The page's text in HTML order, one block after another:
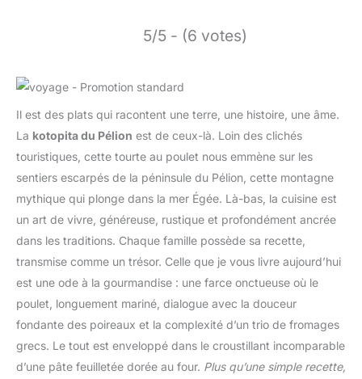
5/5 - (6 votes)
Il est des plats qui racontent une terre, une histoire, une âme.
La kotopita du Pélion est de ceux-là. Loin des clichés
touristiques, cette tourte au poulet nous emmène sur les
sentiers escarpés de la péninsule du Pélion, cette montagne
mythique qui plonge dans la mer Égée. Là-bas, la cuisine est
un art de vivre, généreuse, rustique et profondément ancrée
dans les traditions. Chaque famille possède sa recette,
transmise comme un trésor. Celle que je vous livre aujourd’hui
est une ode à la gourmandise : une farce onctueuse où le
poulet, longuement mariné, dialogue avec la douceur
fondante des poireaux et la complexité d’un trio de fromages
grecs. Le tout est enveloppé dans le croustillant incomparable
d’une pâte feuilletée dorée au four. Plus qu’une simple recette,